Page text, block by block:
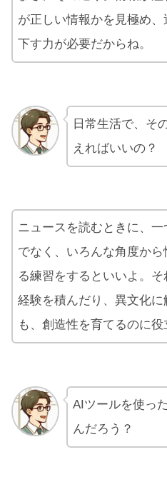
が正しい情報かを見極め、
下す力が必要だからね。
日常生活で、そ
えればいいの？
ニュースを読むときに、一
でなく、いろんな角度から
る練習をするといいよ。
経験を積んだり、異文化に
も、創造性を育てるのに役
AIツールを使っ
んだろう？